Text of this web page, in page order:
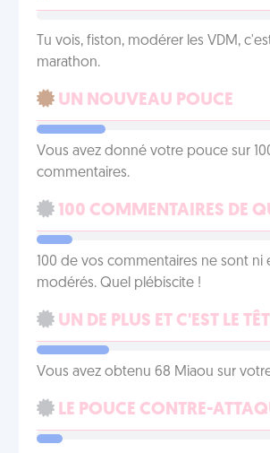
Tu vois, fiston, modérer les VDM,
marathon.
UN NOUVEAU POUCE
Vous avez donné votre pouce sur
commentaires.
100 COMMENTAIRES DE
100 de vos commentaires ne sont ni
modérés. Quel plébiscite !
UN DE PLUS ET C'EST LE
Vous avez obtenu 68 Miaou sur
LE POUCE CONTRE-